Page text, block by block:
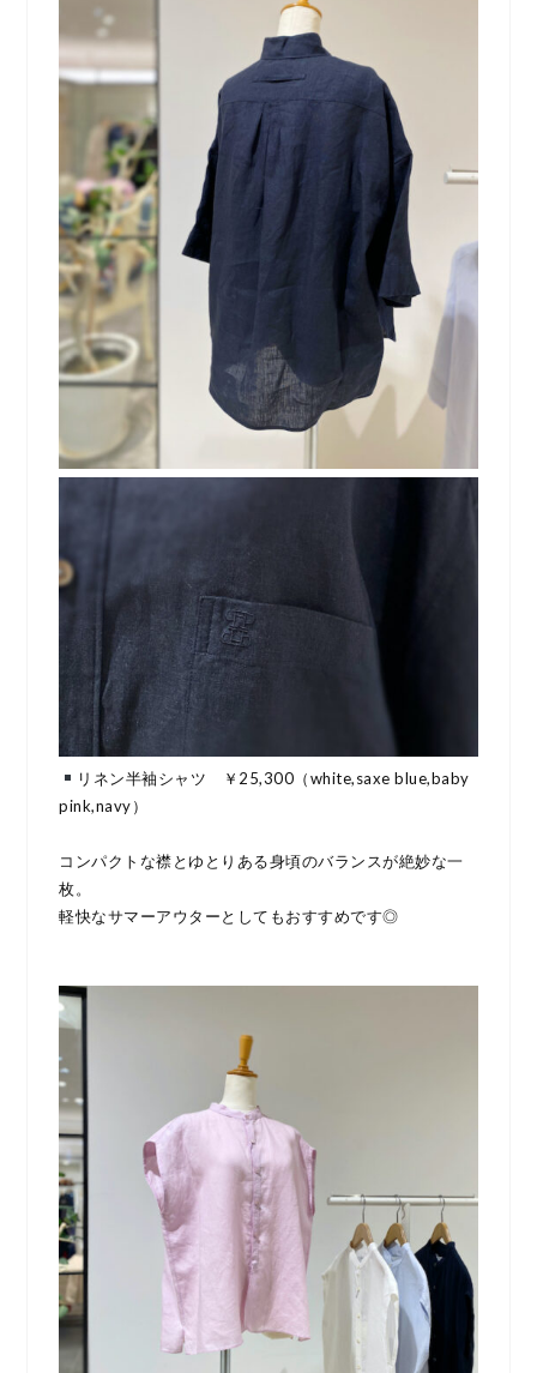
リネン半袖シャツ ￥25,300（white,saxe blue,baby
pink,navy）
コンパクトな襟とゆとりある身頃のバランスが絶妙な一
枚。
軽快なサマーアウターとしてもおすすめです◎